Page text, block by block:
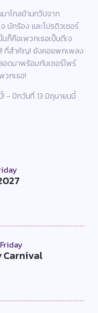
าไกลข้ามทวีปจาก
นักร้อง และโปรดิวเซอร์
ก็คือเพวกเธอเป็นดีเจ
! ที่สำคัญ! ยังคอยพกเพลง
อดมาพร้อมกับเซอร์ไพร์
วกเธอ!
! - ปักวันที่ 13 มิถุนายนนี้
Carnival